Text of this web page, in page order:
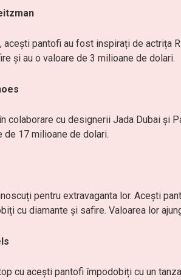
acești pantofi au fost inspirați de actrița
și au o valoare de 3 milioane de dolari.
colaborare cu designerii Jada Dubai și
de 17 milioane de dolari.
pentru extravaganta lor. Acești
cu diamante și safire. Valoarea lor
cu acești pantofi împodobiți cu un